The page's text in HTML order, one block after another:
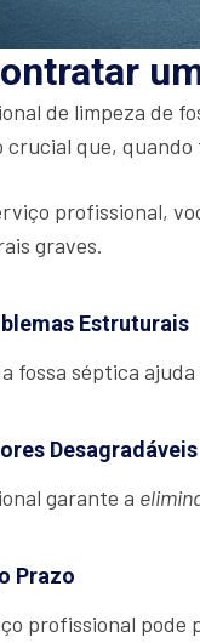
de limpeza de
crucial que,
profissional,
graves.
Estruturais
fossa séptica
Desagradáveis
garante a
Prazo
profissional pode